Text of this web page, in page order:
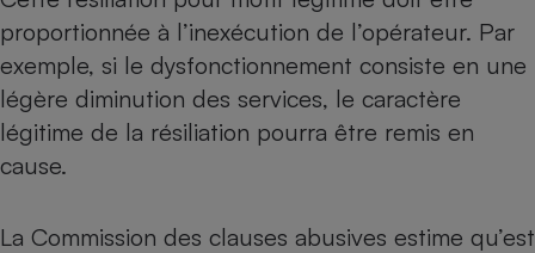
proportionnée à l’inexécution de l’opérateur. Par
exemple, si le dysfonctionnement consiste en une
légère diminution des services, le caractère
légitime de la résiliation pourra être remis en
cause.
La Commission des clauses abusives estime qu’est